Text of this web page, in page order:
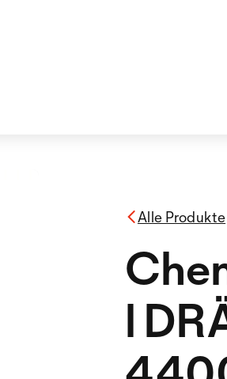
Alle Produkte
l